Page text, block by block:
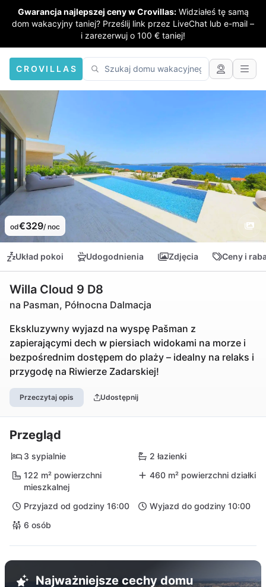
Gwarancja najlepszej ceny w Crovillas: Widziałeś tę samą
dom wakacyjny taniej? Prześlij link przez LiveChat lub e-mail –
i zarezerwuj o 100 € taniej!
CROVILLAS
od€329/ noc
Układ pokoi Udogodnienia Zdjęcia Ceny i
Willa Cloud 9 D8
na Pasman, Północna Dalmacja
Ekskluzywny wyjazd na wyspę Pašman z
zapierającymi dech w piersiach widokami na morze i
bezpośrednim dostępem do plaży – idealny na relaks i
przygodę na Riwierze Zadarskiej!
Przeczytaj opis Udostępnij
Przegląd
3 sypialnie
2 łazienki
122 m² powierzchni
mieszkalnej
460 m² powierzchni działki
Przyjazd od godziny 16:00
Wyjazd do godziny 10:00
6 osób
Najważniejsze cechy domu